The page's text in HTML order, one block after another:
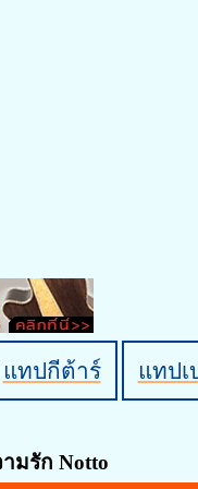
แทปกีต้าร์ แทปเ
มรัก Notto